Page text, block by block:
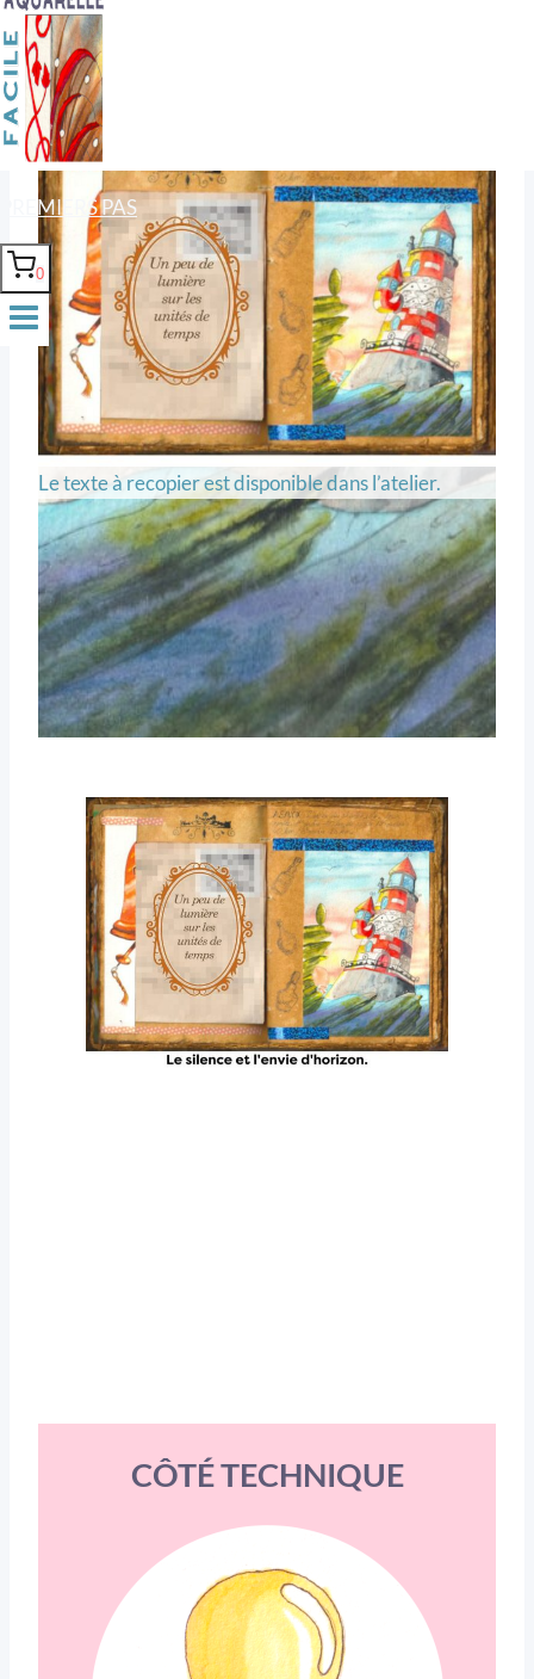
PREMIERS PAS
0
Les couleurs de cet atelier
Le texte à recopier est disponible dans l’atelier.
CÔTÉ TECHNIQUE